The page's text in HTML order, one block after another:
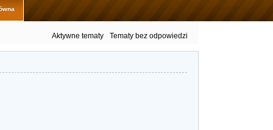
Aktywne tematy Tematy bez odpowiedzi